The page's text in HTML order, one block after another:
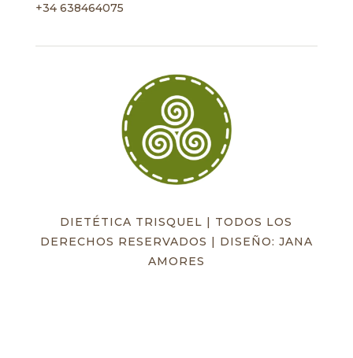
+34 638464075
DIETÉTICA TRISQUEL | TODOS LOS
DERECHOS RESERVADOS | DISEÑO: JANA
AMORES